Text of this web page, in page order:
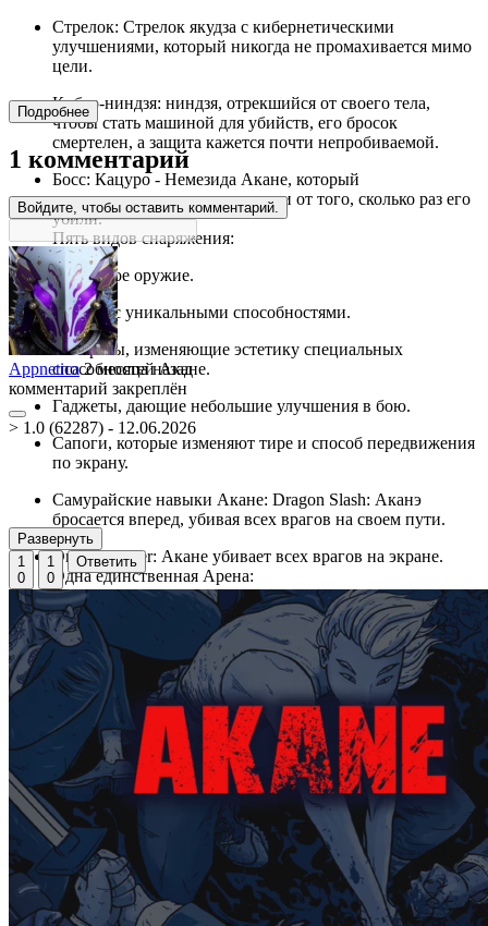
Стрелок: Стрелок якудза с кибернетическими
улучшениями, который никогда не промахивается мимо
цели.
Кибер-ниндзя: ниндзя, отрекшийся от своего тела,
чтобы стать машиной для убийств, его бросок
смертелен, а защита кажется почти непробиваемой.
Босс: Кацуро - Немезида Акане, который
эволюционирует в зависимости от того, сколько раз его
убили.
Пять видов снаряжения:
Различное оружие.
Катаны с уникальными способностями.
Сигареты, изменяющие эстетику специальных
способностей Акане.
Гаджеты, дающие небольшие улучшения в бою.
Сапоги, которые изменяют тире и способ передвижения
по экрану.
Самурайские навыки Акане: Dragon Slash: Аканэ
бросается вперед, убивая всех врагов на своем пути.
Dragon Slayer: Акане убивает всех врагов на экране.
Одна единственная Арена:
Спрайты со светом и тенями.
Пешеходы и неоновая реклама оживляют сцену.
Подробнее
1 комментарий
Войдите, чтобы оставить комментарий.
Appnetica 2 месяца назад
комментарий закреплён
> 1.0 (62287) - 12.06.2026
Развернуть
1
0
1
0
Ответить